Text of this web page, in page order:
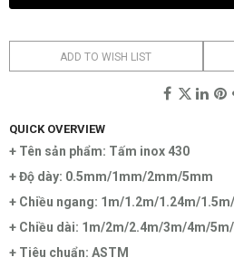
ADD TO WISH LIST
QUICK OVERVIEW
+ Tên sản phẩm: Tấm inox 430
+ Độ dày: 0.5mm/1mm/2mm/5mm
+ Chiều ngang: 1m/1.2m/1.24m/
+ Chiều dài: 1m/2m/2.4m/3m/4m/
+ Tiêu chuẩn: ASTM